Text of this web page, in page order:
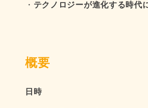
・ テクノロジーが進化する時代
概要
日時